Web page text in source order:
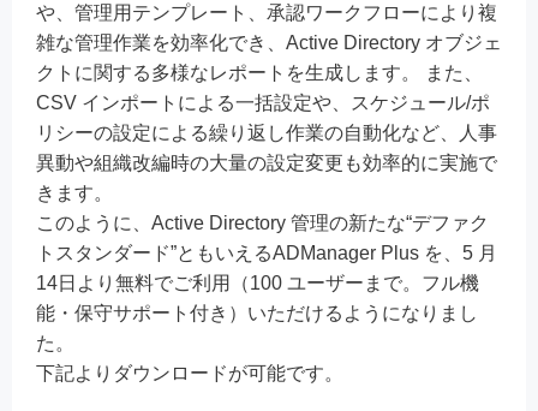
や、管理用テンプレート、承認ワークフローにより複
雑な管理作業を効率化でき、Active Directory オブジェ
クトに関する多様なレポートを生成します。 また、
CSV インポートによる一括設定や、スケジュール/ポ
リシーの設定による繰り返し作業の自動化など、人事
異動や組織改編時の大量の設定変更も効率的に実施で
きます。
このように、Active Directory 管理の新たな“デファク
トスタンダード”ともいえるADManager Plus を、5 月
14日より無料でご利用（100 ユーザーまで。フル機
能・保守サポート付き）いただけるようになりまし
た。
下記よりダウンロードが可能です。